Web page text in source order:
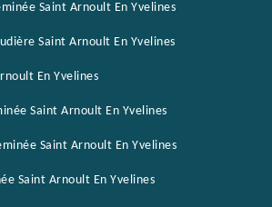
Saint Arnoult En Yvelines
Saint Arnoult En Yvelines
En Yvelines
Saint Arnoult En Yvelines
Saint Arnoult En Yvelines
Saint Arnoult En Yvelines